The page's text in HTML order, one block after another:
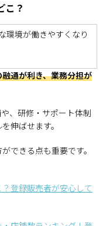
こ？
環境が働きやすくなり
通が利き、業務分担が
、研修・サポート体制
伸ばせます。
できる点も重要です。
登録販売者が安心して